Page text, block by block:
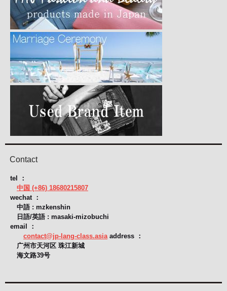
Contact
tel ：
中国 (+86) 18680215807
wechat ：
中語 : mzkenshin
日語/英語 : masaki-mizobuchi
email ：
contact@jp-lang-class.asiaaddress ：
广州市天河区 珠江新城
海文路39号